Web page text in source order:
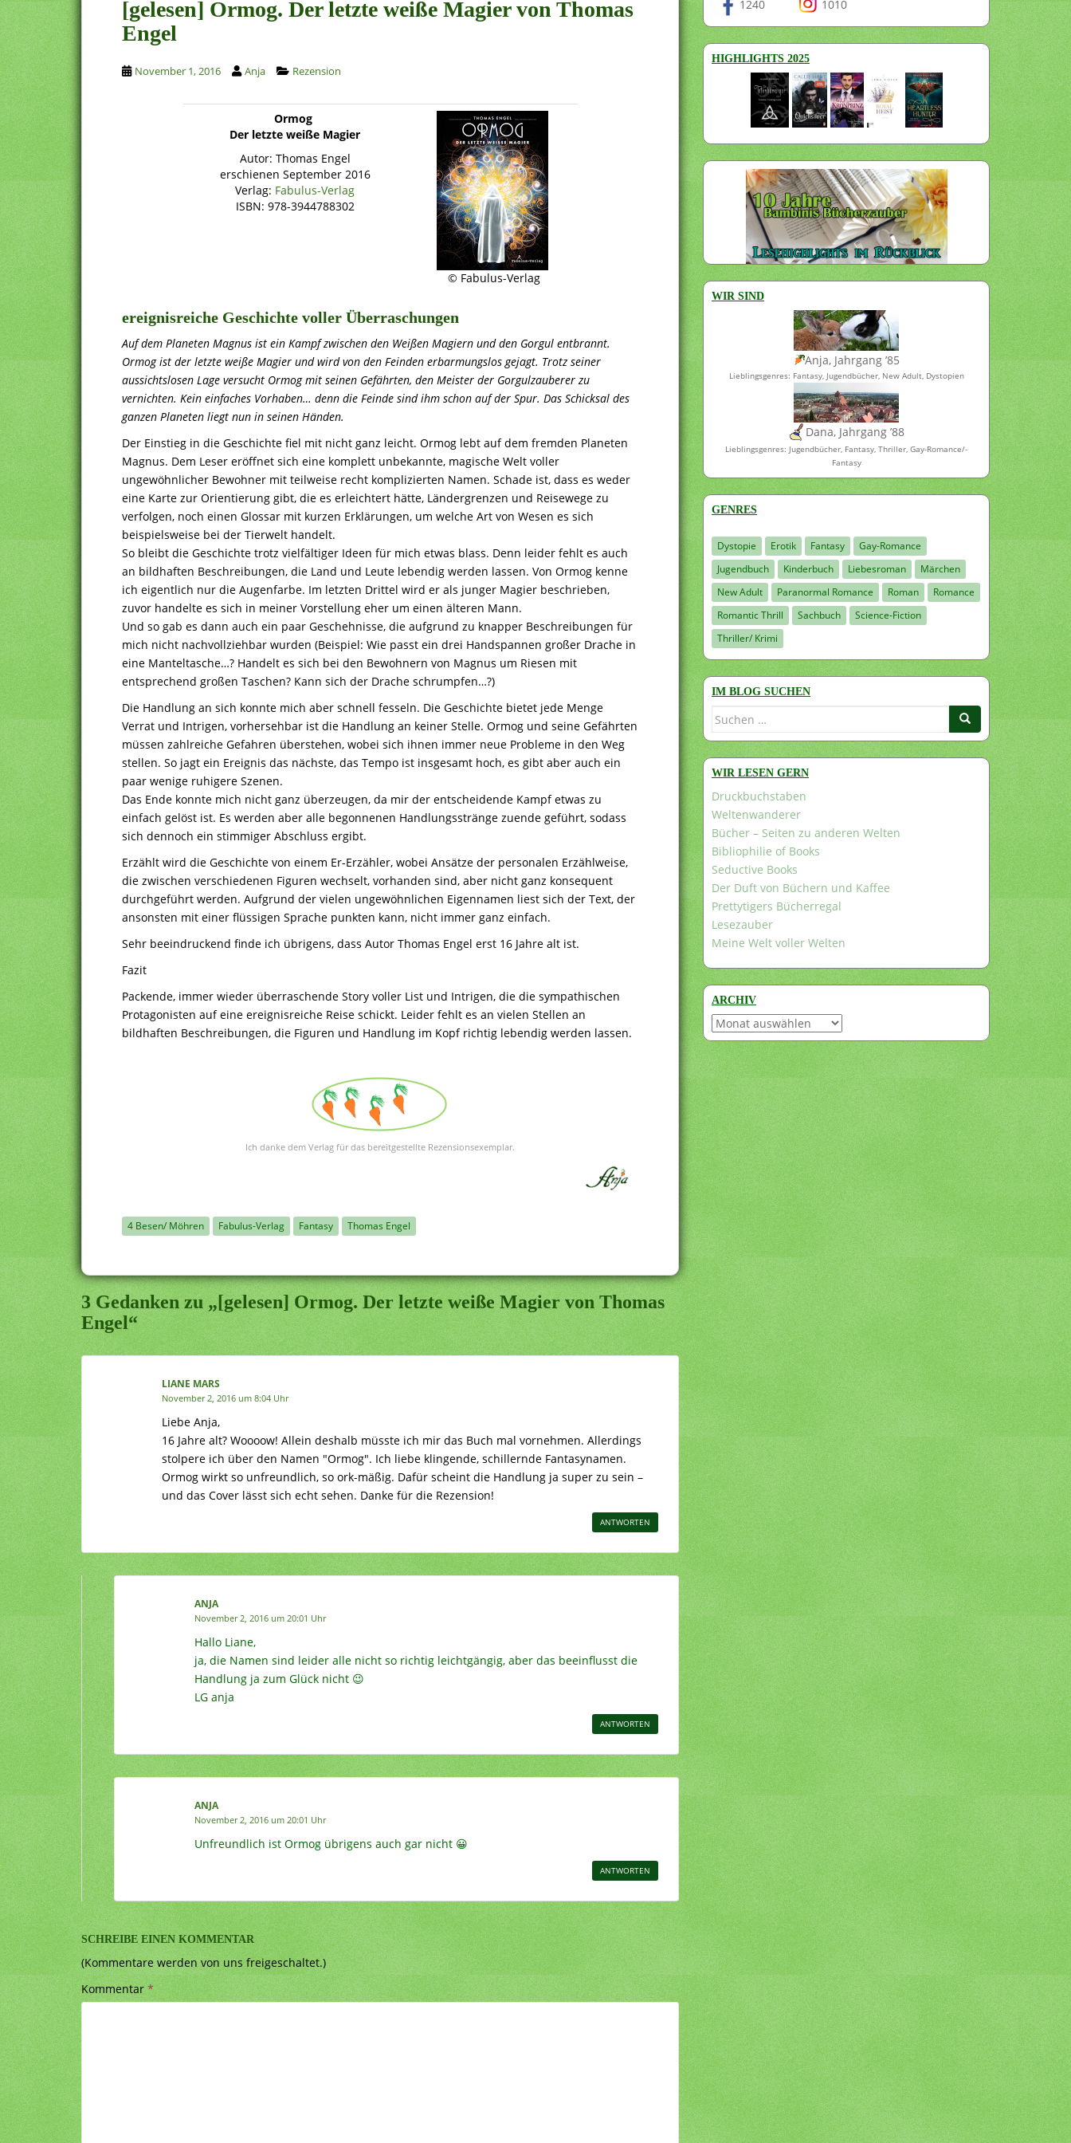
[gelesen] Ormog. Der letzte weiße Magier von Thomas
Engel
November 1, 2016 Anja Rezension
Ormog
Der letzte weiße Magier
Autor: Thomas Engel
erschienen September 2016
Verlag: Fabulus-Verlag
ISBN: 978-3944788302
© Fabulus-Verlag
ereignisreiche Geschichte voller Überraschungen
Auf dem Planeten Magnus ist ein Kampf zwischen den Weißen Magiern und den Gorgul entbrannt.
Ormog ist der letzte weiße Magier und wird von den Feinden erbarmungslos gejagt. Trotz seiner
aussichtslosen Lage versucht Ormog mit seinen Gefährten, den Meister der Gorgulzauberer zu
vernichten. Kein einfaches Vorhaben… denn die Feinde sind ihm schon auf der Spur. Das Schicksal des
ganzen Planeten liegt nun in seinen Händen.
Der Einstieg in die Geschichte fiel mit nicht ganz leicht. Ormog lebt auf dem fremden Planeten
Magnus. Dem Leser eröffnet sich eine komplett unbekannte, magische Welt voller
ungewöhnlicher Bewohner mit teilweise recht komplizierten Namen. Schade ist, dass es weder
eine Karte zur Orientierung gibt, die es erleichtert hätte, Ländergrenzen und Reisewege zu
verfolgen, noch einen Glossar mit kurzen Erklärungen, um welche Art von Wesen es sich
beispielsweise bei der Tierwelt handelt.
So bleibt die Geschichte trotz vielfältiger Ideen für mich etwas blass. Denn leider fehlt es auch
an bildhaften Beschreibungen, die Land und Leute lebendig werden lassen. Von Ormog kenne
ich eigentlich nur die Augenfarbe. Im letzten Drittel wird er als junger Magier beschrieben,
zuvor handelte es sich in meiner Vorstellung eher um einen älteren Mann.
Und so gab es dann auch ein paar Geschehnisse, die aufgrund zu knapper Beschreibungen für
mich nicht nachvollziehbar wurden (Beispiel: Wie passt ein drei Handspannen großer Drache in
eine Manteltasche…? Handelt es sich bei den Bewohnern von Magnus um Riesen mit
entsprechend großen Taschen? Kann sich der Drache schrumpfen…?)
Die Handlung an sich konnte mich aber schnell fesseln. Die Geschichte bietet jede Menge
Verrat und Intrigen, vorhersehbar ist die Handlung an keiner Stelle. Ormog und seine Gefährten
müssen zahlreiche Gefahren überstehen, wobei sich ihnen immer neue Probleme in den Weg
stellen. So jagt ein Ereignis das nächste, das Tempo ist insgesamt hoch, es gibt aber auch ein
paar wenige ruhigere Szenen.
Das Ende konnte mich nicht ganz überzeugen, da mir der entscheidende Kampf etwas zu
einfach gelöst ist. Es werden aber alle begonnenen Handlungsstränge zuende geführt, sodass
sich dennoch ein stimmiger Abschluss ergibt.
Erzählt wird die Geschichte von einem Er-Erzähler, wobei Ansätze der personalen Erzählweise,
die zwischen verschiedenen Figuren wechselt, vorhanden sind, aber nicht ganz konsequent
durchgeführt werden. Aufgrund der vielen ungewöhnlichen Eigennamen liest sich der Text, der
ansonsten mit einer flüssigen Sprache punkten kann, nicht immer ganz einfach.
Sehr beeindruckend finde ich übrigens, dass Autor Thomas Engel erst 16 Jahre alt ist.
Fazit
Packende, immer wieder überraschende Story voller List und Intrigen, die die sympathischen
Protagonisten auf eine ereignisreiche Reise schickt. Leider fehlt es an vielen Stellen an
bildhaften Beschreibungen, die Figuren und Handlung im Kopf richtig lebendig werden lassen.
Ich danke dem Verlag für das bereitgestellte Rezensionsexemplar.
4 Besen/ Möhren Fabulus-Verlag Fantasy Thomas Engel
3 Gedanken zu „[gelesen] Ormog. Der letzte weiße Magier von Thomas
Engel“
LIANE MARS
November 2, 2016 um 8:04 Uhr
Liebe Anja,
16 Jahre alt? Woooow! Allein deshalb müsste ich mir das Buch mal vornehmen. Allerdings
stolpere ich über den Namen "Ormog". Ich liebe klingende, schillernde Fantasynamen.
Ormog wirkt so unfreundlich, so ork-mäßig. Dafür scheint die Handlung ja super zu sein –
und das Cover lässt sich echt sehen. Danke für die Rezension!
ANTWORTEN
ANJA
November 2, 2016 um 20:01 Uhr
Hallo Liane,
ja, die Namen sind leider alle nicht so richtig leichtgängig, aber das beeinflusst die
Handlung ja zum Glück nicht 😉
LG anja
ANTWORTEN
ANJA
November 2, 2016 um 20:01 Uhr
Unfreundlich ist Ormog übrigens auch gar nicht 😀
ANTWORTEN
SCHREIBE EINEN KOMMENTAR
(Kommentare werden von uns freigeschaltet.)
Kommentar*
1240 1010
HIGHLIGHTS 2025
WIR SIND
Anja, Jahrgang ’85
Lieblingsgenres: Fantasy, Jugendbücher, New Adult, Dystopien
Dana, Jahrgang ’88
Lieblingsgenres: Jugendbücher, Fantasy, Thriller, Gay-Romance/-
Fantasy
GENRES
Dystopie Erotik Fantasy
Gay-Romance
Jugendbuch
Kinderbuch Liebesroman
Märchen
New Adult
Paranormal Romance Roman
Romance
Romantic Thrill
Sachbuch
Science-Fiction
Thriller/ Krimi
IM BLOG SUCHEN
Suchen
WIR LESEN GERN
Druckbuchstaben
Weltenwanderer
Bücher – Seiten zu anderen Welten
Bibliophilie of Books
Seductive Books
Der Duft von Büchern und Kaffee
Prettytigers Bücherregal
Lesezauber
Meine Welt voller Welten
ARCHIV
Archiv